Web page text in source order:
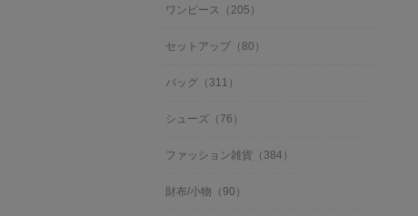
ワンピース（205）
セットアップ（80）
バッグ（311）
シューズ（76）
ファッション雑貨（384）
財布/小物（90）